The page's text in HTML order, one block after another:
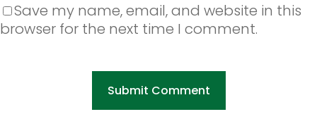
Save my name, email, and website in this
browser for the next time I comment.